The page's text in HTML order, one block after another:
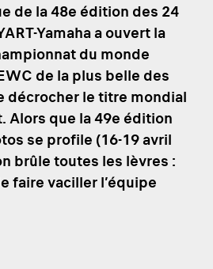
de la 48e édition des 24
Yamaha a ouvert la
du monde
de la plus belle des
décrocher le titre mondial
Alors que la 49e édition
se profile (16-19 avril
brûle toutes les lèvres :
faire vaciller l’équipe